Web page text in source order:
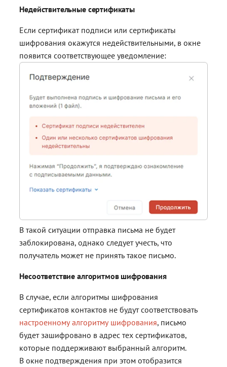
Недействительные сертификаты
Если сертификат подписи или сертификаты
шифрования окажутся недействительными, в окне
появится соответствующее уведомление:
В такой ситуации отправка письма не будет
заблокирована, однако следует учесть, что
получатель может не принять такое письмо.
Несоответствие алгоритмов шифрования
В случае, если алгоритмы шифрования
сертификатов контактов не будут соответствовать
настроенному алгоритму шифрования, письмо
будет зашифровано в адрес тех сертификатов,
которые поддерживают выбранный алгоритм.
В окне подтверждения при этом отобразится